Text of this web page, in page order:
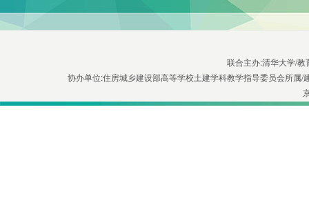
联合主办:清华大学/
协办单位:住房城乡建设部高等学校土建学科教学指导委员会所属